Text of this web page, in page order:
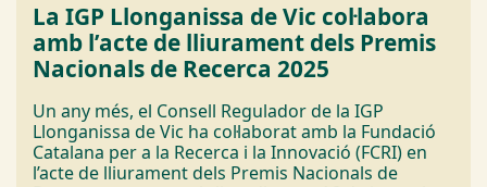
La IGP Llonganissa de Vic col·labora
amb l’acte de lliurament dels Premis
Nacionals de Recerca 2025
Un any més, el Consell Regulador de la IGP
Llonganissa de Vic ha col·laborat amb la Fundació
Catalana per a la Recerca i la Innovació (FCRI) en
l’acte de lliurament dels Premis Nacionals de